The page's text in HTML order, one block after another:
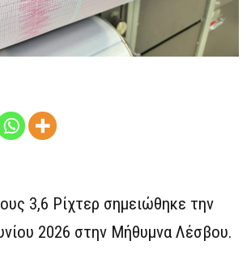
3,6 Ρίχτερ σημειώθηκε την
2026 στην Μήθυμνα Λέσβου.